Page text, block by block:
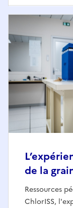
de la
Ressources
ChlorISS,